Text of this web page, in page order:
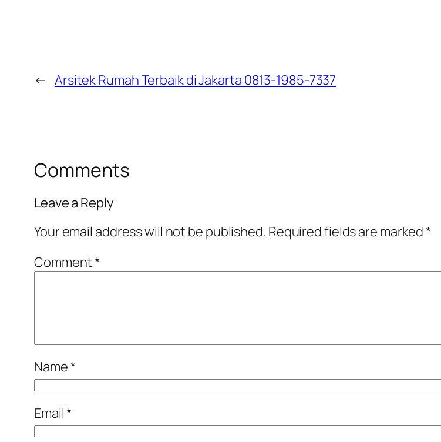
← Arsitek Rumah Terbaik di Jakarta 0813-1985-7337
Comments
Leave a Reply
Your email address will not be published. Required fields are marked*
Comment*
Name*
Email*